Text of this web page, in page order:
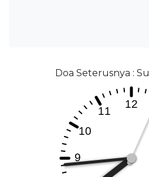
Doa Seterusnya :